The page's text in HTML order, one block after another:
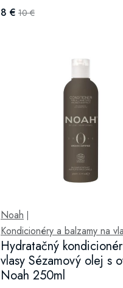
8 € 10 €
Noah
Kondicionéry a balzamy na
Hydratačný
vlasy Sézamový olej s
Noah 250ml